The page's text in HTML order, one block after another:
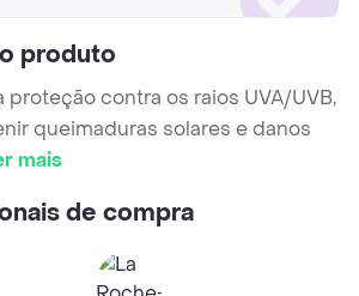
produto
proteção contra os raios UVA/UVB,
queimaduras solares e danos
mais
de compra